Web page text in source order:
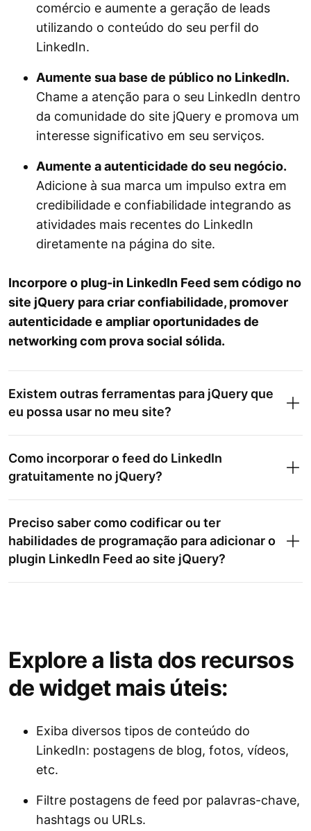
comércio e aumente a geração de leads
utilizando o conteúdo do seu perfil do
LinkedIn.
Aumente sua base de público no LinkedIn.
Chame a atenção para o seu LinkedIn dentro
da comunidade do site jQuery e promova um
interesse significativo em seu serviços.
Aumente a autenticidade do seu negócio.
Adicione à sua marca um impulso extra em
credibilidade e confiabilidade integrando as
atividades mais recentes do LinkedIn
diretamente na página do site.
Incorpore o plug-in LinkedIn Feed sem código no
site jQuery para criar confiabilidade, promover
autenticidade e ampliar oportunidades de
networking com prova social sólida.
Existem outras ferramentas para jQuery que
eu possa usar no meu site?
Avaliações completas
Google
Form Builder
Cronômetro de contagem
regressiva
Como incorporar o feed do LinkedIn
gratuitamente no jQuery?
Preciso saber como codificar ou ter
habilidades de programação para adicionar o
plugin LinkedIn Feed ao site jQuery?
Explore a lista dos recursos
de widget mais úteis:
Exiba diversos tipos de conteúdo do
LinkedIn: postagens de blog, fotos, vídeos,
etc.
Filtre postagens de feed por palavras-chave,
hashtags ou URLs.